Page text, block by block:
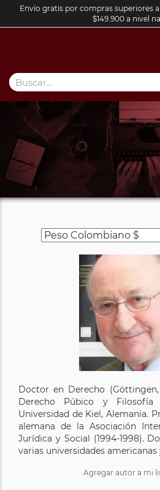
Envío gratis por compras superiores
$149.900 a nivel
Doctor en Derecho
Derecho Púbico y
Universidad de Kiel, Alemania.
alemana de la Asociación
Jurídica y Social (1994-1998).
varias universidades americanas
Agregar autor a mi